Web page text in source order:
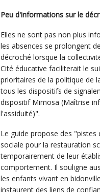
Peu d'informations sur le
Elles ne sont pas non plus
les absences se prolongent
décroché lorsque la
Cité éducative faciliterait le
prioritaires de la politique de
tous les dispositifs de
dispositif Mimosa (Maîtrise
l'assiduité)".
Le guide propose des "pistes
sociale pour la restauration
temporairement de leur
comportement. Il souligne
les enfants vivant en
instaurent des liens de